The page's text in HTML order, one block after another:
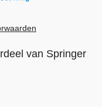
van Springer